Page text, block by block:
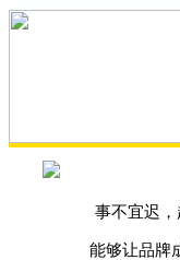
事不宜迟
能够让品牌